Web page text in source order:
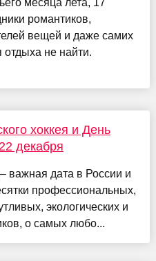
месяца лета, 17
романтиков,
вещей и даже самих
не найти.
хоккея и День
декабря
важная дата в России и
профессиональных,
экологических и
о самых любо...